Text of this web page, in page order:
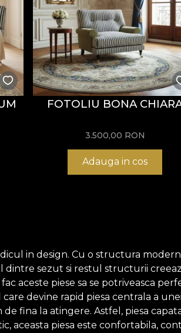
FOTOLIU BONA
3.500,00 RON
Adauga in cos
in design. Cu o structura
dintre sezut si restul structurii
aceste piese sa se potriveasca
devine rapid piesa centrala a
fina la atingere. Astfel, piesa
aceasta piesa este confortabila,